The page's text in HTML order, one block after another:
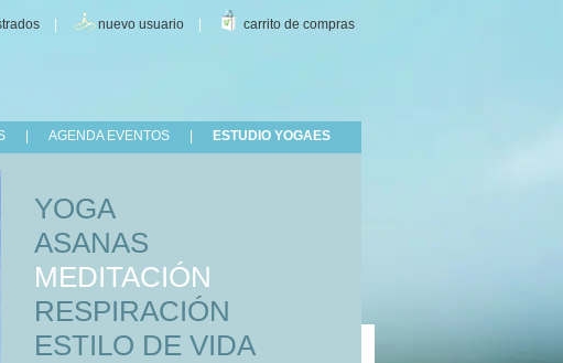
nuevo usuario carrito de compras
AGENDA EVENTOS ESTUDIO YOGAES
YOGA
ASANAS
MEDITACIÓN
RESPIRACIÓN
ESTILO DE VIDA